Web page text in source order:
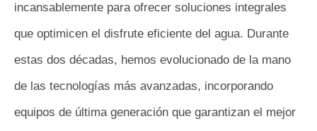
incansablemente para ofrecer soluciones integrales
que optimicen el disfrute eficiente del agua. Durante
estas dos décadas, hemos evolucionado de la mano
de las tecnologías más avanzadas, incorporando
equipos de última generación que garantizan el mejor